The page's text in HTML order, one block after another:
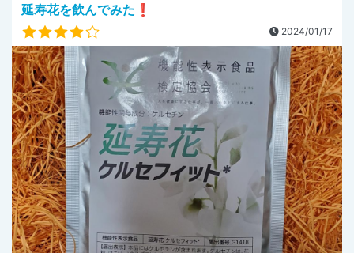
延寿花を飲んでみた❗
2024/01/17